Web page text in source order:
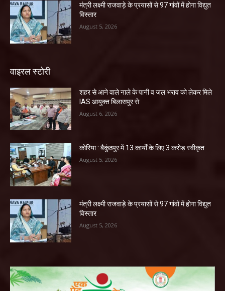
मंत्री लक्ष्मी राजवाड़े के प्रयासों से 97 गांवों में होगा विद्युत
विस्तार
August 5, 2026
वाइरल स्टोरी
शहर से आने वाले नाले के पानी व जल भराव को लेकर मिले
IAS आयुक्त बिलासपुर से
August 6, 2026
कोरिया : बैकुंठपुर में 13 कार्यों के लिए 3 करोड़ स्वीकृत
August 5, 2026
मंत्री लक्ष्मी राजवाड़े के प्रयासों से 97 गांवों में होगा विद्युत
विस्तार
August 5, 2026